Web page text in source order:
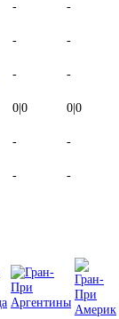
- -
- -
- -
0|0 0|0
- -
- -